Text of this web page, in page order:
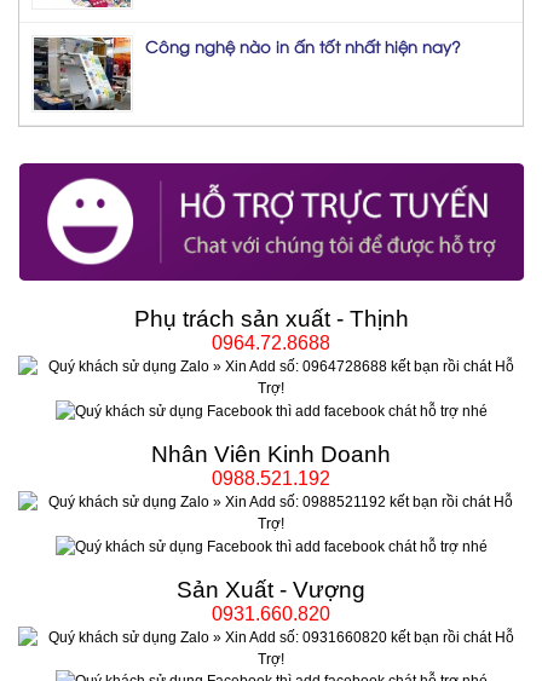
Công nghệ nào in ấn tốt nhất hiện nay?
Phụ trách sản xuất - Thịnh
0964.72.8688
Nhân Viên Kinh Doanh
0988.521.192
Sản Xuất - Vượng
0931.660.820